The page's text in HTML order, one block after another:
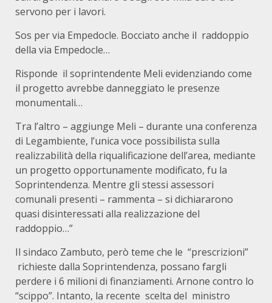
servono per i lavori.
Sos per via Empedocle. Bocciato anche il raddoppio
della via Empedocle…
Risponde il soprintendente Meli evidenziando come
il progetto avrebbe danneggiato le presenze
monumentali…
Tra l’altro – aggiunge Meli – durante una conferenza
di Legambiente, l’unica voce possibilista sulla
realizzabilità della riqualificazione dell’area, mediante
un progetto opportunamente modificato, fu la
Soprintendenza. Mentre gli stessi assessori
comunali presenti – rammenta – si dichiararono
quasi disinteressati alla realizzazione del
raddoppio…”
Il sindaco Zambuto, però teme che le “prescrizioni”
richieste dalla Soprintendenza, possano fargli
perdere i 6 milioni di finanziamenti. Arnone contro lo
“scippo”. Intanto, la recente scelta del ministro